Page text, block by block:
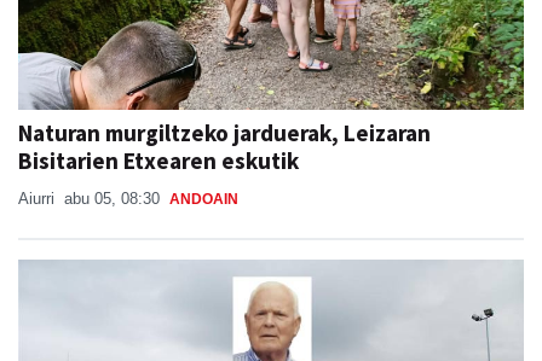
Naturan murgiltzeko jarduerak, Leizaran
Bisitarien Etxearen eskutik
Aiurri abu 05, 08:30 ANDOAIN